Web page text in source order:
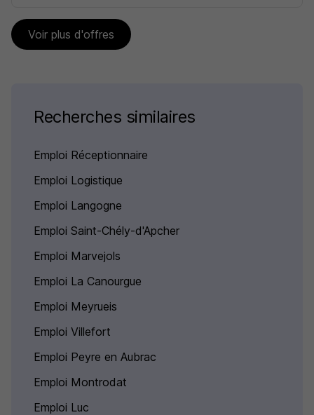
Voir plus d'offres
Recherches similaires
Emploi Réceptionnaire
Emploi Logistique
Emploi Langogne
Emploi Saint-Chély-d'Apcher
Emploi Marvejols
Emploi La Canourgue
Emploi Meyrueis
Emploi Villefort
Emploi Peyre en Aubrac
Emploi Montrodat
Emploi Luc